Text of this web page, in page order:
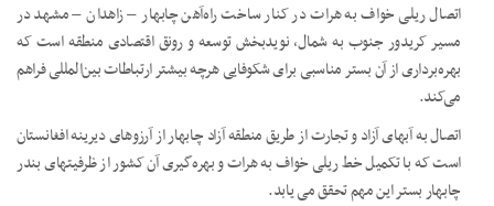
اتصال ریلی خواف به هرات در کنار ساخت راه‌آهن چابهار – زاهدان – مشهد در
مسیر کریدور جنوب به شمال، نویدبخش توسعه و رونق اقتصادی منطقه است که
بهره‌برداری از آن بستر مناسبی برای شکوفایی هرچه بیشتر ارتباطات بین‌المللی فراهم
می‌کند.
اتصال به آبهای آزاد و تجارت از طریق منطقه آزاد چابهار از آرزوهای دیرینه افغانستان
است که با تکمیل خط ریلی خواف به هرات و بهره‌گیری آن کشور از ظرفیتهای بندر
چابهار بستر این مهم تحقق می یابد.